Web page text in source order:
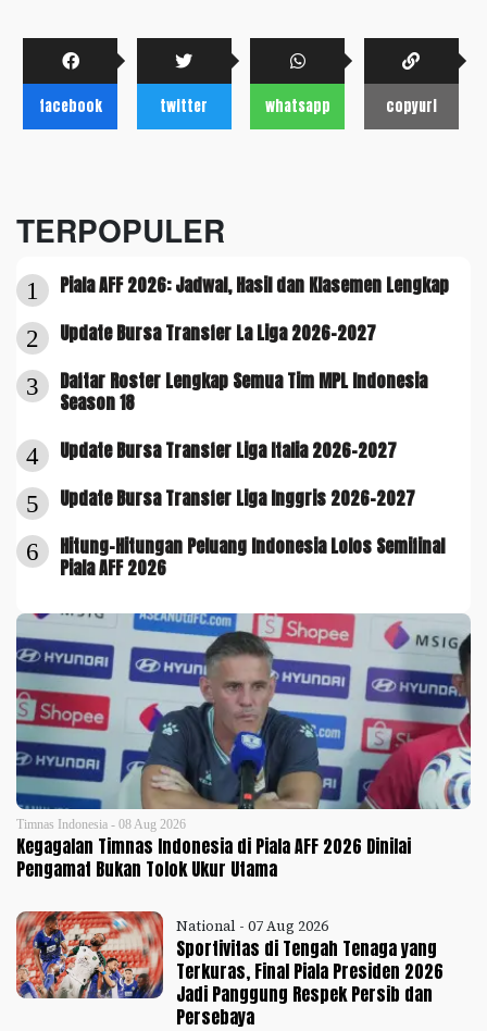
facebook twitter whatsapp copyurl
TERPOPULER
1 Piala AFF 2026: Jadwal, Hasil dan Klasemen Lengkap
2 Update Bursa Transfer La Liga 2026-2027
3
Daftar Roster Lengkap Semua Tim MPL Indonesia
Season 18
4 Update Bursa Transfer Liga Italia 2026-2027
5 Update Bursa Transfer Liga Inggris 2026-2027
6
Hitung-Hitungan Peluang Indonesia Lolos Semifinal
Piala AFF 2026
Timnas Indonesia - 08 Aug 2026
Kegagalan Timnas Indonesia di Piala AFF 2026 Dinilai
Pengamat Bukan Tolok Ukur Utama
National - 07 Aug 2026
Sportivitas di Tengah Tenaga yang
Terkuras, Final Piala Presiden 2026
Jadi Panggung Respek Persib dan
Persebaya